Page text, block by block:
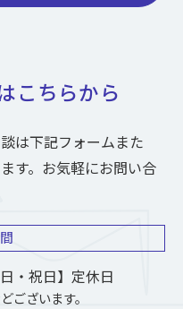
こちらから
は下記フォームまた
す。お気軽にお問い合
・祝日】定休日
ございます。